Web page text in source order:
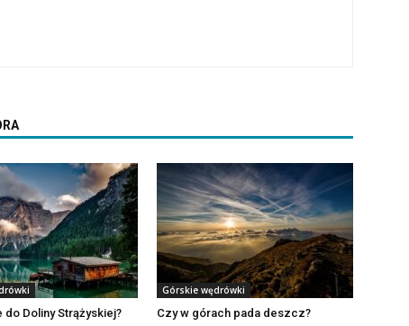
do Doliny Strążyskiej?
Górskie wędrówki
Czy w górach pada deszcz?